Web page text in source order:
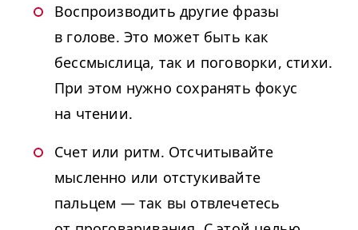
Воспроизводить другие фразы
в голове. Это может быть как
бессмыслица, так и поговорки, стихи.
При этом нужно сохранять фокус
на чтении.
Счет или ритм. Отсчитывайте
мысленно или отстукивайте
пальцем — так вы отвлечетесь